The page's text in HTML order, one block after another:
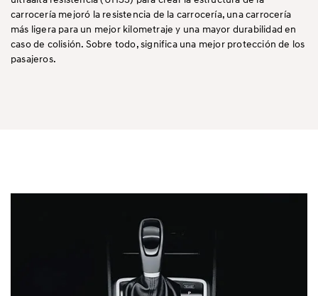
carrocería mejoró la resistencia de la carrocería, una carrocería
más ligera para un mejor kilometraje y una mayor durabilidad en
caso de colisión. Sobre todo, significa una mejor protección de los
pasajeros.